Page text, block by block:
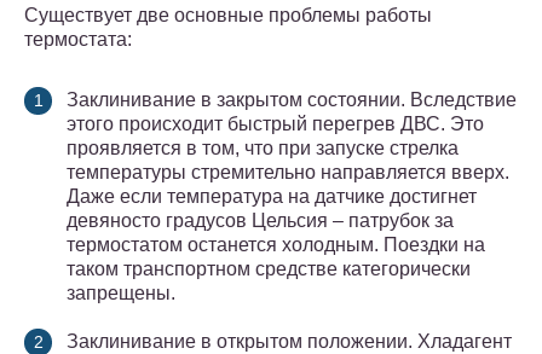
Существует две основные проблемы работы
термостата:
Заклинивание в закрытом состоянии. Вследствие
этого происходит быстрый перегрев ДВС. Это
проявляется в том, что при запуске стрелка
температуры стремительно направляется вверх.
Даже если температура на датчике достигнет
девяносто градусов Цельсия – патрубок за
термостатом останется холодным. Поездки на
таком транспортном средстве категорически
запрещены.
Заклинивание в открытом положении. Хладагент